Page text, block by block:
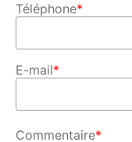
Téléphone*
E-mail*
Commentaire*